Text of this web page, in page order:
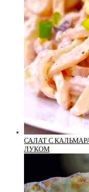
САЛАТ С
ЛУКОМ